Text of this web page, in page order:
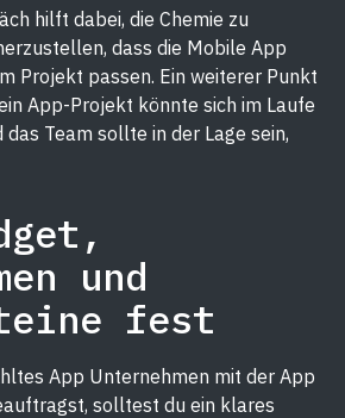
hilft dabei, die Chemie zu
dass die Mobile App
Projekt passen. Ein weiterer Punkt
App-Projekt könnte sich im Laufe
Team sollte in der Lage sein,
und
fest
App Unternehmen mit der App
solltest du ein klares